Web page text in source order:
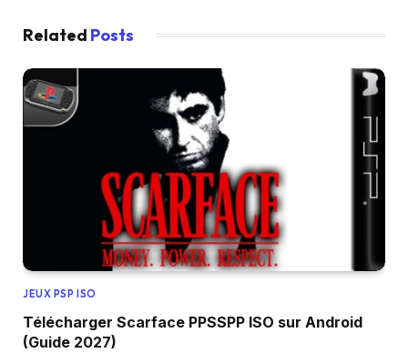
Related Posts
JEUX PSP ISO
Télécharger Scarface PPSSPP ISO sur Android
(Guide 2027)